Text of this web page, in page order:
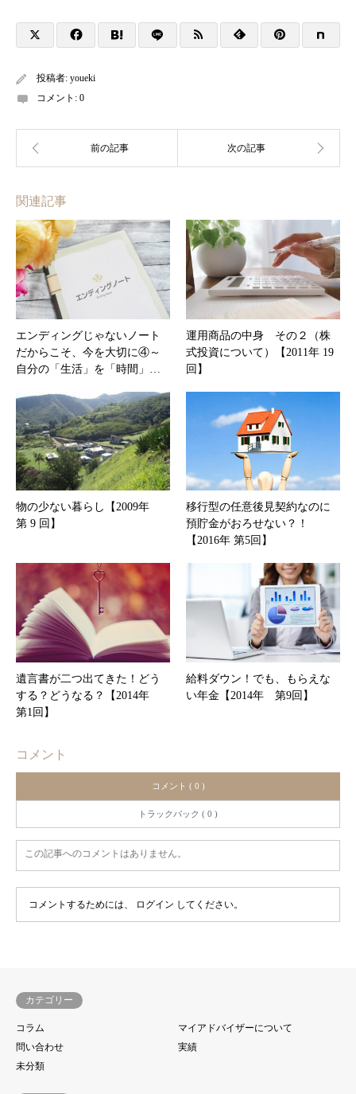
投稿者: youeki
コメント: 0
関連記事
エンディングじゃないノート
だからこそ、今を大切に④～
自分の「生活」を「時間」…
運用商品の中身 その２（株
式投資について）【2011年 19
回】
物の少ない暮らし【2009年
第 9 回】
移行型の任意後見契約なのに
預貯金がおろせない？！
【2016年 第5回】
遺言書が二つ出てきた！どう
する？どうなる？【2014年
第1回】
給料ダウン！でも、もらえな
い年金【2014年 第9回】
コメント
コメント ( 0 )
トラックバック ( 0 )
この記事へのコメントはありません。
コメントするためには、 ログイン してください。
カテゴリー
コラム
マイアドバイザーについて
問い合わせ
実績
未分類